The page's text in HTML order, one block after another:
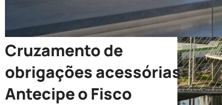
Cruzamento de
obrigações acessórias:
Antecipe o Fisco